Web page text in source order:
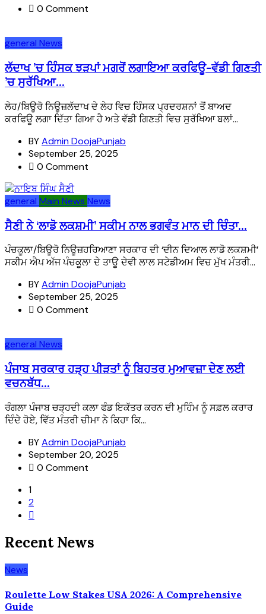
0 Comment
general News
ਲੱਦਾਖ ’ਚ ਹਿੰਸਕ ਝੜਪਾਂ ਮਗਰੋਂ ਲਗਾਇਆ ਕਰਫਿਊ-ਵੱਡੀ ਗਿਣਤੀ
’ਚ ਸੁਰੱਖਿਆ...
ਲੇਹ/ਬਿਊਰੋ ਨਿਊਜ਼ਲੱਦਾਖ ਦੇ ਲੇਹ ਵਿਚ ਹਿੰਸਕ ਪ੍ਰਦਰਸ਼ਨਾਂ ਤੋਂ ਬਾਅਦ
ਕਰਫਿਊ ਲਗਾ ਦਿੱਤਾ ਗਿਆ ਹੈ ਅਤੇ ਵੱਡੀ ਗਿਣਤੀ ਵਿਚ ਸੁਰੱਖਿਆ ਬਲਾਂ...
BYAdmin DoojaPunjab
September 25, 2025
0 Comment
general Main News News
ਸੈਣੀ ਨੇ ‘ਲਾਡੋ ਲਕਸ਼ਮੀ’ ਸਕੀਮ ਨਾਲ ਭਗਵੰਤ ਮਾਨ ਦੀ ਚਿੰਤਾ...
ਪੰਚਕੂਲਾ/ਬਿਊਰੋ ਨਿਊਜ਼ਹਰਿਆਣਾ ਸਰਕਾਰ ਦੀ ‘ਦੀਨ ਦਿਆਲ ਲਾਡੋ ਲਕਸ਼ਮੀ’
ਸਕੀਮ ਐਪ ਅੱਜ ਪੰਚਕੂਲਾ ਦੇ ਤਾਊ ਦੇਵੀ ਲਾਲ ਸਟੇਡੀਅਮ ਵਿਚ ਮੁੱਖ ਮੰਤਰੀ...
BYAdmin DoojaPunjab
September 25, 2025
0 Comment
general News
ਪੰਜਾਬ ਸਰਕਾਰ ਹੜ੍ਹ ਪੀੜਤਾਂ ਨੂੰ ਬਿਹਤਰ ਮੁਆਵਜ਼ਾ ਦੇਣ ਲਈ
ਵਚਨਬੱਧ...
ਰੰਗਲਾ ਪੰਜਾਬ ਚੜ੍ਹਦੀ ਕਲਾ ਫੰਡ ਇਕੱਤਰ ਕਰਨ ਦੀ ਮੁਹਿੰਮ ਨੂੰ ਸਫ਼ਲ ਕਰਾਰ
ਦਿੰਦੇ ਹੋਏ, ਵਿੱਤ ਮੰਤਰੀ ਚੀਮਾ ਨੇ ਕਿਹਾ ਕਿ...
BYAdmin DoojaPunjab
September 20, 2025
0 Comment
1
2
Recent News
News
Roulette Low Stakes USA 2026: A Comprehensive
Guide